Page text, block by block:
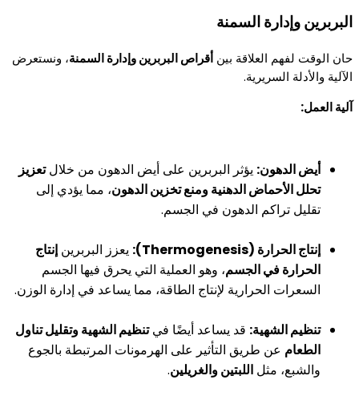
البربرين وإدارة السمنة
حان الوقت لفهم العلاقة بين أقراص البربرين وإدارة السمنة، ونستعرض
الآلية والأدلة السريرية.
آلية العمل:
أيض الدهون: يؤثر البربرين على أيض الدهون من خلالتعزيز
تحلل الأحماض الدهنية ومنع تخزين الدهون، مما يؤدي إلى
تقليل تراكم الدهون في الجسم.
إنتاج الحرارة (Thermogenesis): يعزز البربرين إنتاج
الحرارة في الجسم، وهو العملية التي يحرق فيها الجسم
السعرات الحرارية لإنتاج الطاقة، مما يساعد في إدارة الوزن.
تنظيم الشهية: قد يساعد أيضًا فيتنظيم الشهية وتقليل تناول
الطعام عن طريق التأثير على الهرمونات المرتبطة بالجوع
والشبع، مثل اللبتين والغريلين.